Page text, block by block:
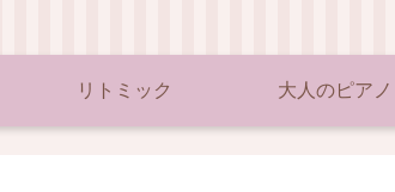
リトミック 大人のピアノ